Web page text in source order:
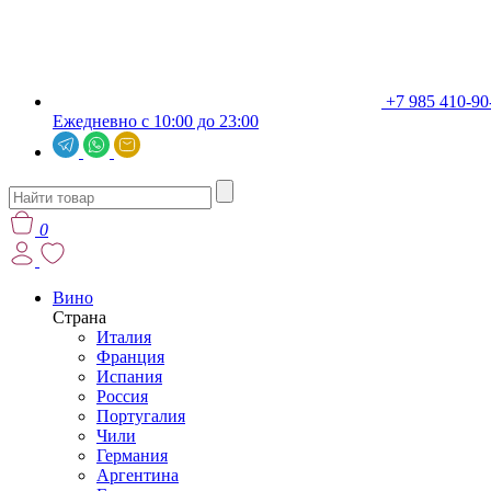
+7 985 410-
Ежедневно с 10:00 до 23:00
0
Вино
Страна
Италия
Франция
Испания
Россия
Португалия
Чили
Германия
Аргентина